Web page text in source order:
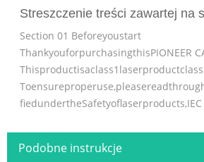
Streszczenie treści zawartej na
Section 01 Beforeyoustart
ThankyouforpurchasingthisPIONEER
fiedundertheSafetyoflaserproducts,IEC
1:2007,andcontainsaclass1Mlaser
ciallyimportantthatyoureadandobserve
Podobne instrukcje